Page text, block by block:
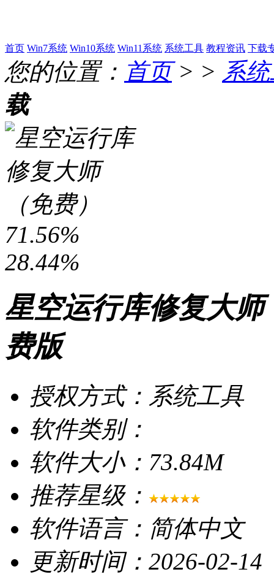
首页 Win7系统 Win10系统 Win11系统 系统工具 教程资讯 下载
您的位置： 首页> > 系
载
71.56%
28.44%
星空运行库修复大师
费版
授权方式：系统工具
软件类别：
软件大小：73.84M
推荐星级：
软件语言：简体中文
更新时间：2026-02-14